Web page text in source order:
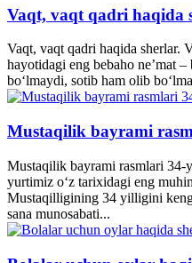
Vaqt, vaqt qadri haqida
Vaqt, vaqt qadri haqida
hayotidagi eng bebaho ne’mat
bo‘lmaydi, sotib ham olib
Mustaqilik bayrami
Mustaqilik bayrami rasmlari
yurtimiz o‘z tarixidagi eng
Mustaqilligining 34 yilligini
sana munosabati...